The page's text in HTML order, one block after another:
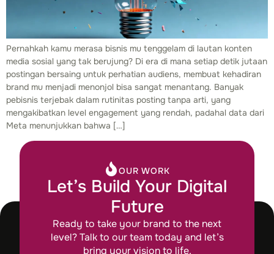
Pernahkah kamu merasa bisnis mu tenggelam di lautan konten
media sosial yang tak berujung? Di era di mana setiap detik jutaan
postingan bersaing untuk perhatian audiens, membuat kehadiran
brand mu menjadi menonjol bisa sangat menantang. Banyak
pebisnis terjebak dalam rutinitas posting tanpa arti, yang
mengakibatkan level engagement yang rendah, padahal data dari
Meta menunjukkan bahwa […]
OUR WORK
Let’s Build Your Digital
Future
Ready to take your brand to the next
level? Talk to our team today and let’s
bring your vision to life.